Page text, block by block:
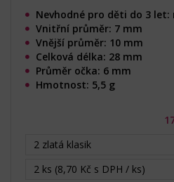
Nevhodné pro děti do 3
Vnitřní průměr: 7 mm
Vnější průměr: 10 mm
Celková délka: 28 mm
Průměr očka: 6 mm
Hmotnost: 5,5 g
2 zlatá klasik
2 ks (8,70 Kč s DPH / ks)